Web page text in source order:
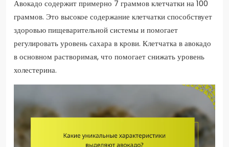
Авокадо содержит примерно 7 граммов клетчатки на 100
граммов. Это высокое содержание клетчатки способствует
здоровью пищеварительной системы и помогает
регулировать уровень сахара в крови. Клетчатка в авокадо
в основном растворимая, что помогает снижать уровень
холестерина.